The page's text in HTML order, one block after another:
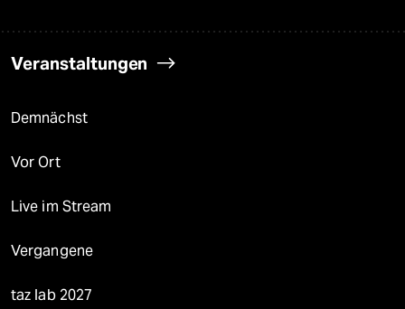
Veranstaltungen
Demnächst
Vor Ort
Live im Stream
Vergangene
taz lab 2027